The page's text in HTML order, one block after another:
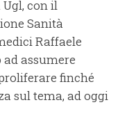
con il
Sanità
Raffaele
assumere
finché
sul tema, ad oggi